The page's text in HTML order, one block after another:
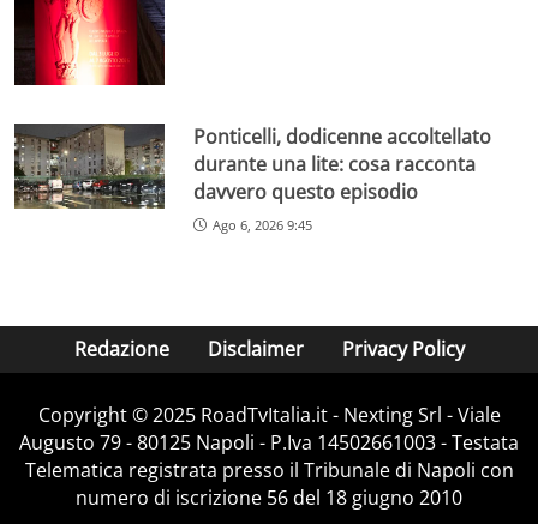
Ponticelli, dodicenne accoltellato
durante una lite: cosa racconta
davvero questo episodio
Ago 6, 2026 9:45
Redazione Disclaimer Privacy Policy
Copyright ©️ 2025 RoadTvItalia.it - Nexting Srl - Viale
Augusto 79 - 80125 Napoli - P.Iva 14502661003 - Testata
Telematica registrata presso il Tribunale di Napoli con
numero di iscrizione 56 del 18 giugno 2010